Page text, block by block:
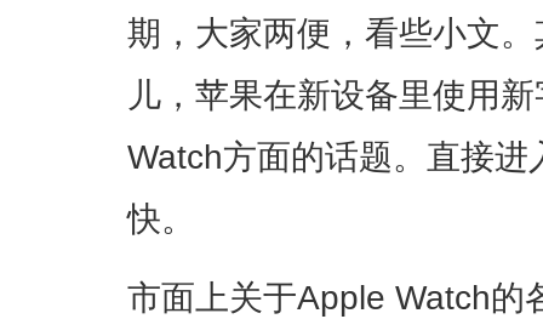
期，大家两便，看些小文
儿，苹果在新设备里使用
Watch方面的话题。直接
快。
市面上关于Apple Watch的